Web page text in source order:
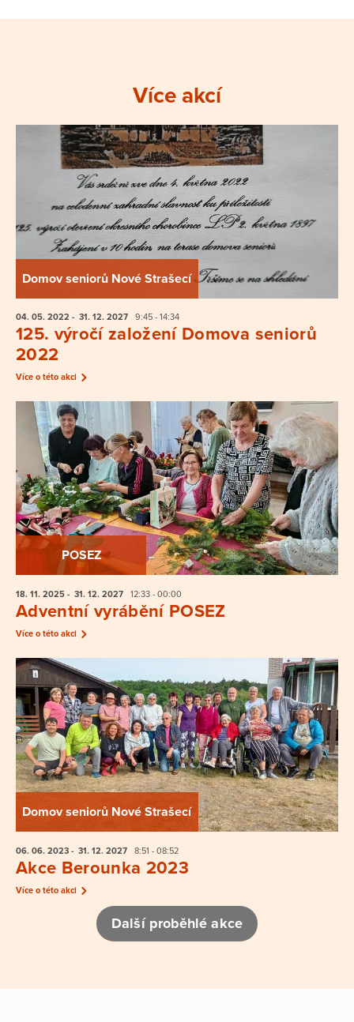
Více akcí
Domov seniorů Nové Strašecí
04. 05. 2022 - 31. 12. 2027 9:45 - 14:34
125. výročí založení Domova seniorů
2022
Více o této akci
POSEZ
18. 11. 2025 - 31. 12. 2027 12:33 - 00:00
Adventní vyrábění POSEZ
Více o této akci
Domov seniorů Nové Strašecí
06. 06. 2023 - 31. 12. 2027 8:51 - 08:52
Akce Berounka 2023
Více o této akci
Další proběhlé akce